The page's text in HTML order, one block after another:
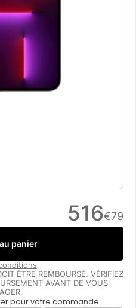
516€79
panier
ÊTRE REMBOURSÉ. VÉRIFIEZ
AVANT DE VOUS
pour votre commande.